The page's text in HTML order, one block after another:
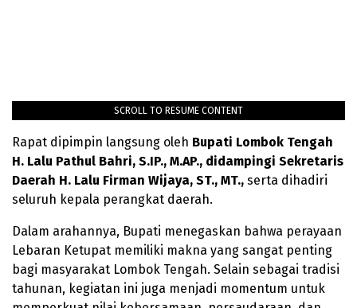
SCROLL TO RESUME CONTENT
Rapat dipimpin langsung oleh Bupati Lombok Tengah
H. Lalu Pathul Bahri, S.IP., M.AP., didampingi Sekretaris
Daerah H. Lalu Firman Wijaya, ST., MT., serta dihadiri
seluruh kepala perangkat daerah.
Dalam arahannya, Bupati menegaskan bahwa perayaan
Lebaran Ketupat memiliki makna yang sangat penting
bagi masyarakat Lombok Tengah. Selain sebagai tradisi
tahunan, kegiatan ini juga menjadi momentum untuk